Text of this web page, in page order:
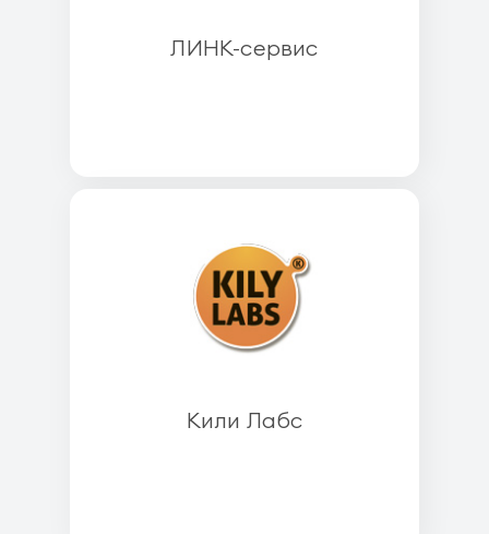
ЛИНК-сервис
Кили Лабс